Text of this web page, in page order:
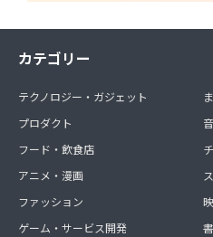
カテゴリー
テクノロジー・ガジェット
プロダクト
フード・飲食店
アニメ・漫画
ファッション
ゲーム・サービス開発